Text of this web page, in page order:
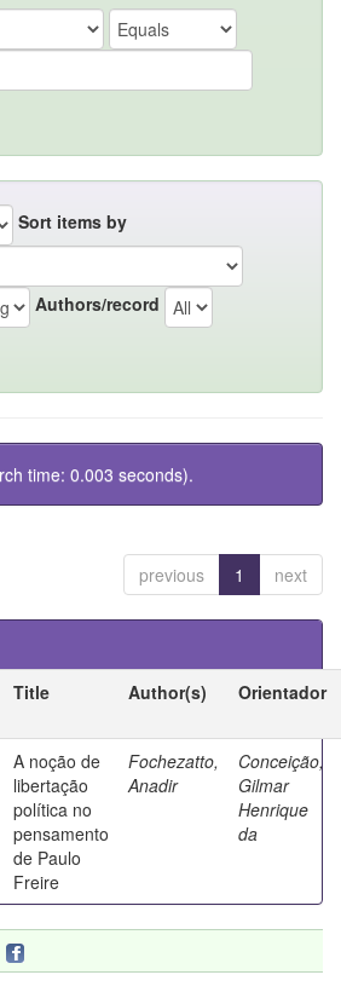
Sort items by
Authors/record
time: 0.003 seconds).
previous 1 next
Title Author(s) Orientador
A noção de
libertação
política no
pensamento
de Paulo
Freire
Fochezatto,
Anadir
Conceição,
Gilmar
Henrique
da